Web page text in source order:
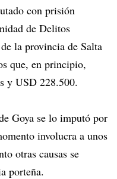
con prisión
de Delitos
la provincia de Salta
que, en principio,
y USD 228.500.
Goya se lo imputó por
involucra a unos
otras causas se
porteña.